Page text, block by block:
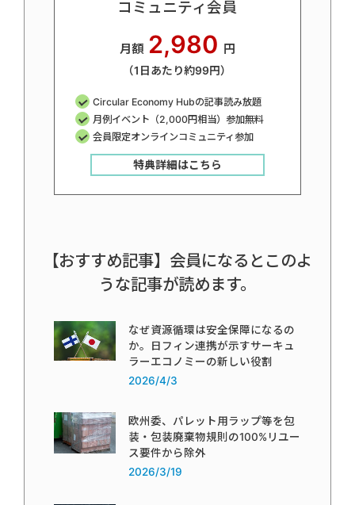
コミュニティ会員
月額 2,980 円
（1日あたり約99円）
Circular Economy Hubの記事読み放題
月例イベント（2,000円相当）参加無料
会員限定オンラインコミュニティ参加
特典詳細はこちら
【おすすめ記事】会員になるとこのよ
うな記事が読めます。
なぜ資源循環は安全保障になるの
か。日フィン連携が示すサーキュ
ラーエコノミーの新しい役割
2026/4/3
欧州委、パレット用ラップ等を包
装・包装廃棄物規則の100%リユー
ス要件から除外
2026/3/19